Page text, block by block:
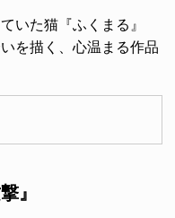
いた猫『ふくまる』
を描く、心温まる作品
』